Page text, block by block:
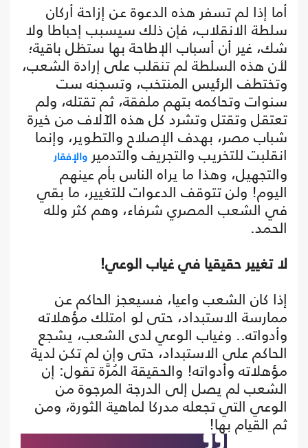
أما إذا لم تسفر هذه الدعوة عن إزاحة أركان
سلطة الانقلاب، فإن ذلك سيسبب إحباطا ولا
شك، غير أن أسباب الإطاحة بها ستظل باقية؛
لأن هذه السلطة لم تنقلب على إرادة الشعب،
وتختطف الرئيس المنتخب، وتسجنه ست
سنوات وتحاكمه بتهم ملفقة، ثم تقتله، ولم
تعتقل وتقتل وتشرد كل هذه الآلاف من خيرة
شباب مصر، بهدف الإصلاح والتطوير، وإنما
انقلبت للتخريب والتجريف والتدمير والإفقار
والتجهيل، وهذا ما يراه الناس بأم عينهم
اليوم! ولن تتوقف الدعوات للتغيير، ما بقي
في الشعب المصري شرفاء، وهم كثر ولله
الحمد.
لا تغيير حقيقيا في غياب الوعي!
إذا كان الشعب واعيا، فسيعجز الحاكم عن
ممارسة الاستبداد، حتى لو امتلك مؤهلاته
وأدواته.. وغياب الوعي لدى الشعب، يشجع
الحاكم على الاستبداد، حتى وإن لم تكن لدية
مؤهلاته وأدواته! والحقيقة المُرَّة تقول: إن
الشعب لم يصل إلى الدرجة المرجوة من
الوعي التي تجعله مدركا لماهية الثورة، ومن
ثم القيام بها!